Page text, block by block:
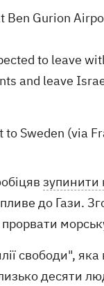
Ben Gurion
to leave
and leave
Sweden (via
зупинити
до Гази.
прорвати
свободи",
десяти